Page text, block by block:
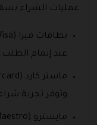
عمليات الشراء
عند إتمام الطلب.
وتوفر تجربة